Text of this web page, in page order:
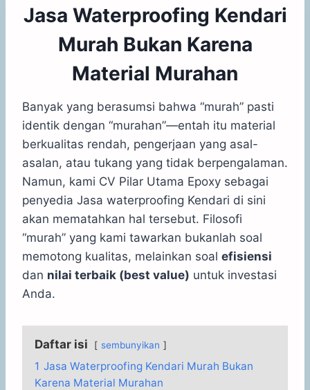
Jasa Waterproofing Kendari
Murah Bukan Karena
Material Murahan
Banyak yang berasumsi bahwa “murah” pasti
identik dengan “murahan”—entah itu material
berkualitas rendah, pengerjaan yang asal-
asalan, atau tukang yang tidak berpengalaman.
Namun, kami CV Pilar Utama Epoxy sebagai
penyedia Jasa waterproofing Kendari di sini
akan mematahkan hal tersebut. Filosofi
“murah” yang kami tawarkan bukanlah soal
memotong kualitas, melainkan soal efisiensi
dan nilai terbaik (best value) untuk investasi
Anda.
Daftar isi sembunyikan
1 Jasa Waterproofing Kendari Murah Bukan
Karena Material Murahan